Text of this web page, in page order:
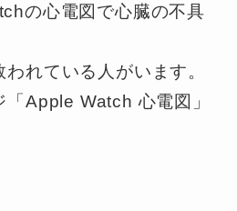
の心電図で心臓の不具
れている人がいます。
Apple Watch 心電図」